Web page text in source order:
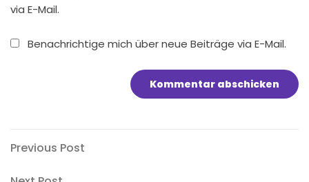
via E-Mail.
Benachrichtige mich über neue Beiträge via E-Mail.
Beitragsnavigation
Previous
Previous Post